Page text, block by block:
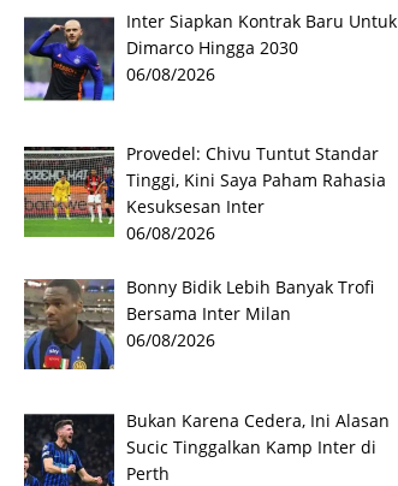
Inter Siapkan Kontrak Baru Untuk
Dimarco Hingga 2030
06/08/2026
Provedel: Chivu Tuntut Standar
Tinggi, Kini Saya Paham Rahasia
Kesuksesan Inter
06/08/2026
Bonny Bidik Lebih Banyak Trofi
Bersama Inter Milan
06/08/2026
Bukan Karena Cedera, Ini Alasan
Sucic Tinggalkan Kamp Inter di
Perth